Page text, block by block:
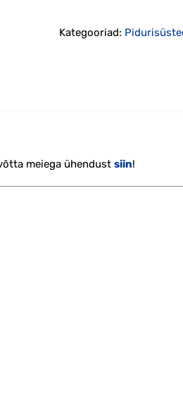
2009
Kategooriad:
meiega ühendust siin!